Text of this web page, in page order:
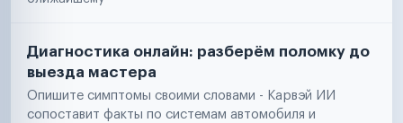
Диагностика онлайн: разберём поломку до
выезда мастера
Опишите симптомы своими словами - Карвэй ИИ
сопоставит факты по системам автомобиля и